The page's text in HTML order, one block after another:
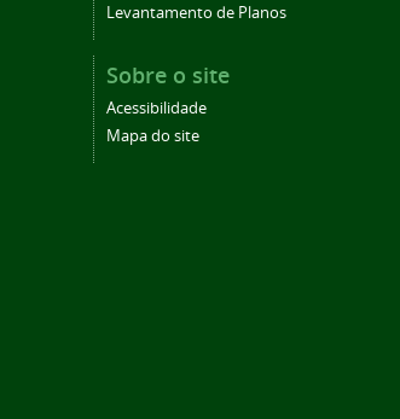
Levantamento de Planos
Sobre o site
Acessibilidade
Mapa do site